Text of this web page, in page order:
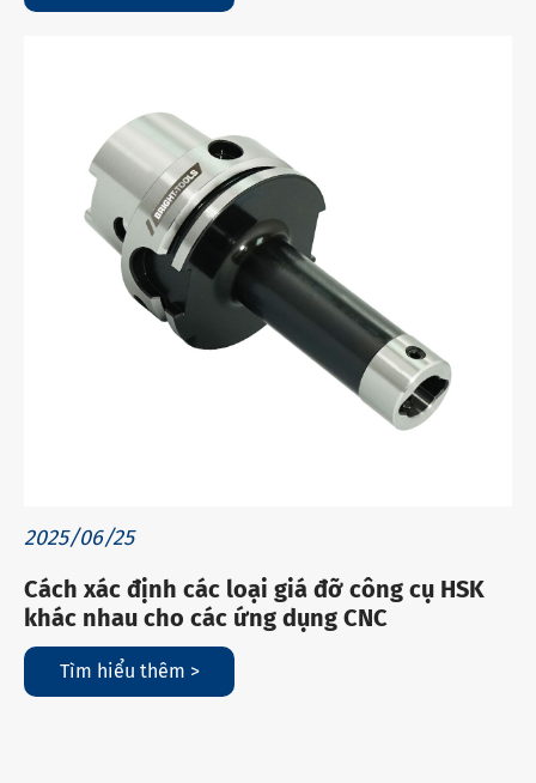
2025/06/25
Cách xác định các loại giá đỡ công cụ HSK
khác nhau cho các ứng dụng CNC
Tìm hiểu thêm >